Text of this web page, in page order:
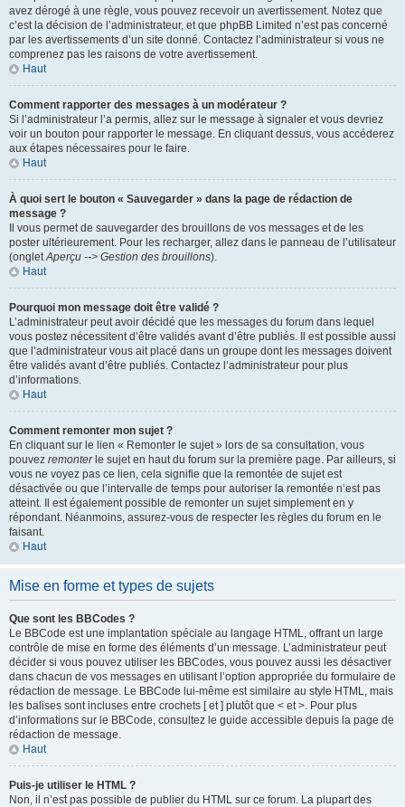
avez dérogé à une règle, vous pouvez recevoir un avertissement. Notez que
c’est la décision de l’administrateur, et que phpBB Limited n’est pas concerné
par les avertissements d’un site donné. Contactez l’administrateur si vous ne
comprenez pas les raisons de votre avertissement.
Haut
Comment rapporter des messages à un modérateur ?
Si l’administrateur l’a permis, allez sur le message à signaler et vous devriez
voir un bouton pour rapporter le message. En cliquant dessus, vous accéderez
aux étapes nécessaires pour le faire.
Haut
À quoi sert le bouton « Sauvegarder » dans la page de rédaction de
message ?
Il vous permet de sauvegarder des brouillons de vos messages et de les
poster ultérieurement. Pour les recharger, allez dans le panneau de l’utilisateur
(ongletAperçu --> Gestion des brouillons).
Haut
Pourquoi mon message doit être validé ?
L’administrateur peut avoir décidé que les messages du forum dans lequel
vous postez nécessitent d’être validés avant d’être publiés. Il est possible aussi
que l’administrateur vous ait placé dans un groupe dont les messages doivent
être validés avant d’être publiés. Contactez l’administrateur pour plus
d’informations.
Haut
Comment remonter mon sujet ?
En cliquant sur le lien « Remonter le sujet » lors de sa consultation, vous
pouvez remonterle sujet en haut du forum sur la première page. Par ailleurs, si
vous ne voyez pas ce lien, cela signifie que la remontée de sujet est
désactivée ou que l’intervalle de temps pour autoriser la remontée n’est pas
atteint. Il est également possible de remonter un sujet simplement en y
répondant. Néanmoins, assurez-vous de respecter les règles du forum en le
faisant.
Haut
Mise en forme et types de sujets
Que sont les BBCodes ?
Le BBCode est une implantation spéciale au langage HTML, offrant un large
contrôle de mise en forme des éléments d’un message. L’administrateur peut
décider si vous pouvez utiliser les BBCodes, vous pouvez aussi les désactiver
dans chacun de vos messages en utilisant l’option appropriée du formulaire de
rédaction de message. Le BBCode lui-même est similaire au style HTML, mais
les balises sont incluses entre crochets [ et ] plutôt que < et >. Pour plus
d’informations sur le BBCode, consultez le guide accessible depuis la page de
rédaction de message.
Haut
Puis-je utiliser le HTML ?
Non, il n’est pas possible de publier du HTML sur ce forum. La plupart des